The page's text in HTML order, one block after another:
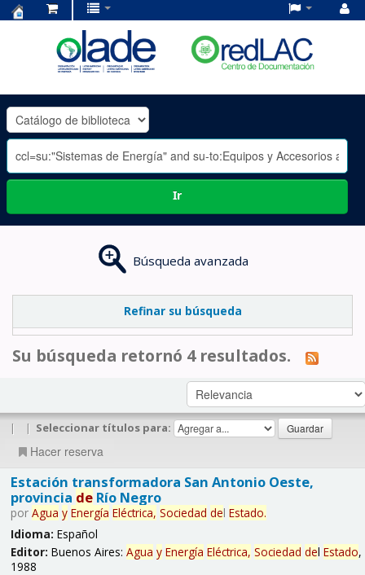
OLADE
-
Ir
Búsqueda avanzada
Refinar su búsqueda
Su búsqueda retornó 4 resultados.
| | Seleccionar títulos para:
Hacer reserva
Estación transformadora San Antonio Oeste,
provincia deRío Negro
por Agua y Energía Eléctrica, Sociedad del Estado.
Idioma: Español
Editor: Buenos Aires: Agua y Energía Eléctrica, Sociedad del Estado,
1988